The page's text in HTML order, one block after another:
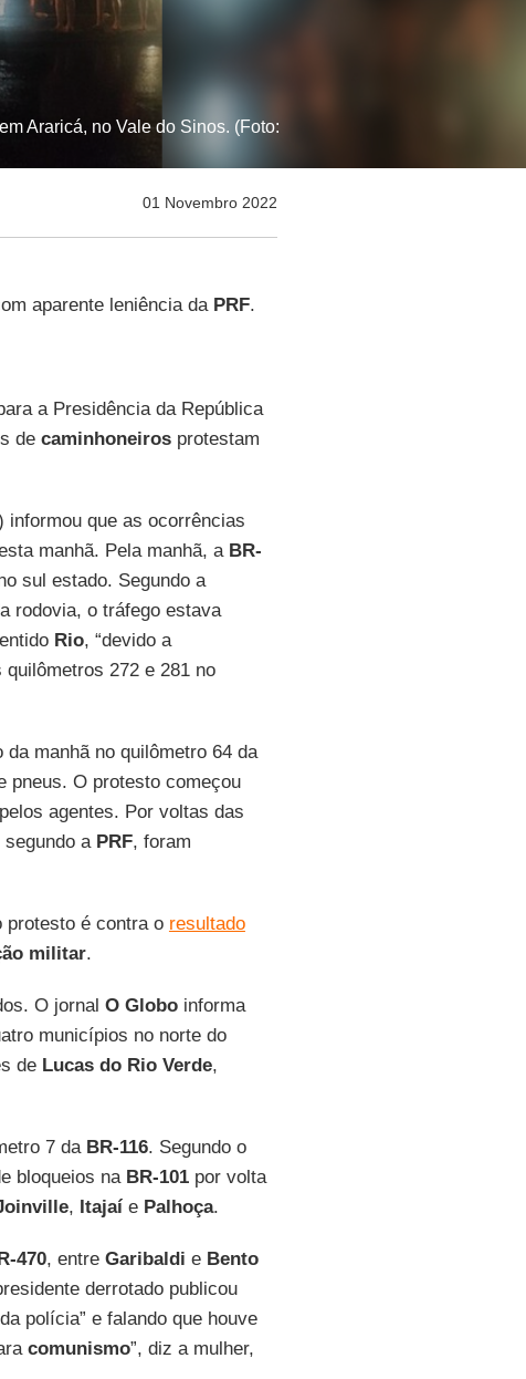
Araricá, no Vale do Sinos. (Foto:
01 Novembro 2022
aparente leniência da PRF.
a Presidência da República
de caminhoneirosprotestam
informou que as ocorrências
manhã. Pela manhã, a BR-
sul estado. Segundo a
rodovia, o tráfego estava
Rio, “devido a
272 e 281 no
manhã no quilômetro 64 da
pneus. O protesto começou
agentes. Por voltas das
a PRF, foram
protesto é contra o resultado
militar.
O jornal O Globoinforma
municípios no norte do
de Lucas do Rio Verde,
7 da BR-116. Segundo o
bloqueios na BR-101por volta
, Itajaíe Palhoça.
470, entre Garibaldi e Bento
derrotado publicou
polícia” e falando que houve
comunismo”, diz a mulher,